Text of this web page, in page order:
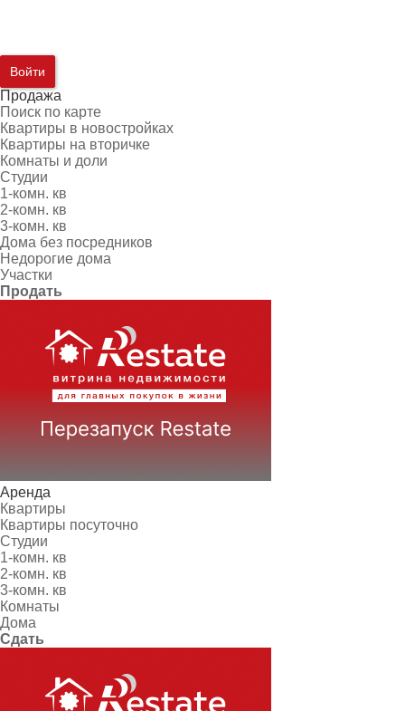
Войти
Продажа
Поиск по карте
Квартиры в новостройках
Квартиры на вторичке
Комнаты и доли
Студии
1-комн. кв
2-комн. кв
3-комн. кв
Дома без посредников
Недорогие дома
Участки
Продать
Аренда
Квартиры
Квартиры посуточно
Студии
1-комн. кв
2-комн. кв
3-комн. кв
Комнаты
Дома
Сдать